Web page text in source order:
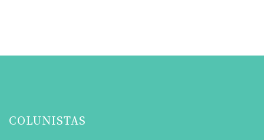
COLUNISTAS